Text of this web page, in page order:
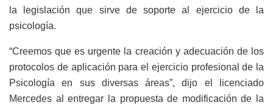
la legislación que sirve de soporte al ejercicio de la
psicología.
“Creemos que es urgente la creación y adecuación de los
protocolos de aplicación para el ejercicio profesional de la
Psicología en sus diversas áreas”, dijo el licenciado
Mercedes al entregar la propuesta de modificación de la